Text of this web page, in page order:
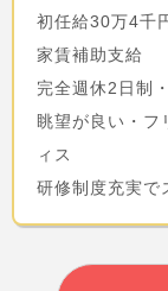
初任給30万4千
家賃補助支給
完全週休2日制
眺望が良い・
ィス
研修制度充実で